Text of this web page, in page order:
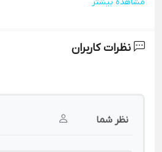
نظرات کاربران
نظر شما